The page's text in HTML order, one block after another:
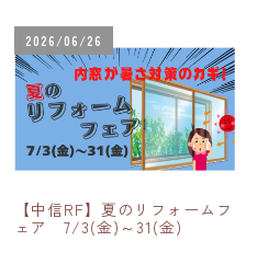
2026/06/26
【中信RF】夏のリフォームフ
ェア 7/3(金)～31(金)